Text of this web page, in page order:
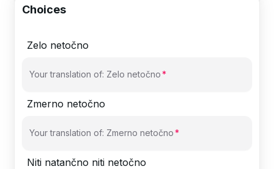
Choices
Zelo netočno
Your translation of: Zelo netočno
Zmerno netočno
Your translation of: Zmerno netočno
Niti natančno niti netočno